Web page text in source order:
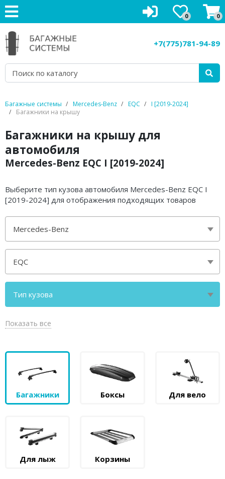
0 0
+7(775)781-94-89
Багажные системы Mercedes-Benz EQC
I [2019-2024]
Багажники на крышу
Багажники на крышу для
автомобиля
Mercedes-Benz EQC I [2019-2024]
Выберите тип кузова автомобиля Mercedes-Benz EQC I
[2019-2024] для отображения подходящих товаров
Mercedes-Benz
EQC
Тип кузова
кроссовер без рейлингов
Показать все
Багажники Боксы Для вело
Для лыж Корзины
Багажники на крышу
Рейлинги на крышу
Боксы на крышу
Велокрепления
Грузовые корзины
Аксессуары
Услуги